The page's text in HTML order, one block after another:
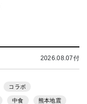
2026.08.07付
コラボ
中食 熊本地震